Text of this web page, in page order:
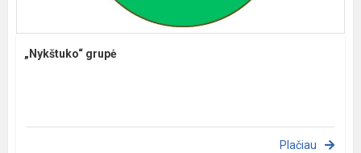
„Nykštuko“ grupė
Plačiau